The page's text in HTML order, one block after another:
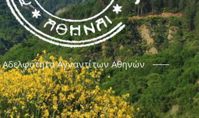
Αδελφότητα Αγναντίτων Αθηνών